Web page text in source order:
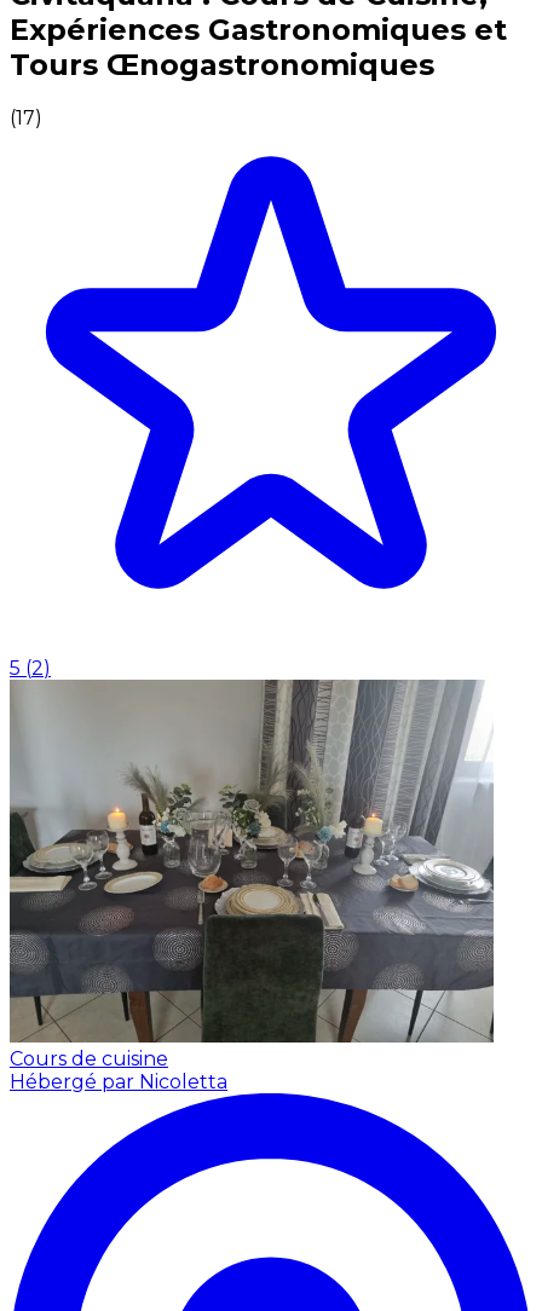
Expériences Gastronomiques et
Tours Œnogastronomiques
(17)
5 (2)
Cours de cuisine
Hébergé par Nicoletta